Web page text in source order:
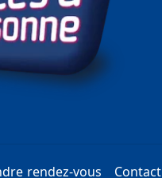
rendez-vous Contact